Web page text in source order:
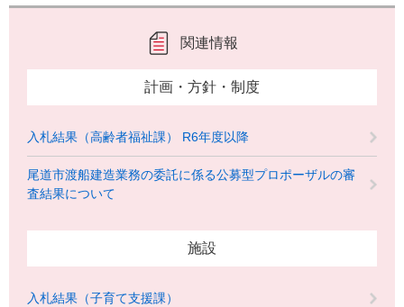
関連情報
計画・方針・制度
入札結果（高齢者福祉課） R6年度以降
尾道市渡船建造業務の委託に係る公募型プロポーザルの審
査結果について
施設
入札結果（子育て支援課）